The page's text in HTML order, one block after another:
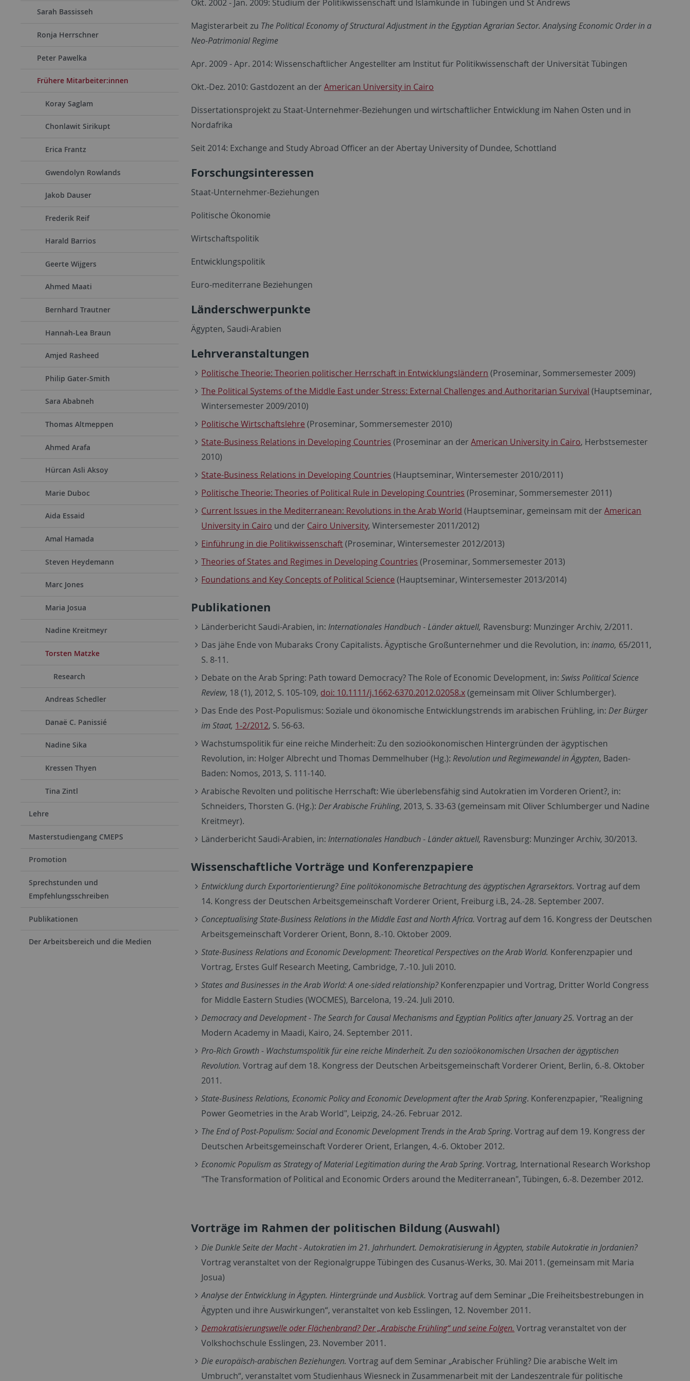
Sarah Bassisseh
Ronja Herrschner
Peter Pawelka
Frühere Mitarbeiter:innen
Koray Saglam
Chonlawit Sirikupt
Erica Frantz
Gwendolyn Rowlands
Jakob Dauser
Frederik Reif
Harald Barrios
Geerte Wijgers
Ahmed Maati
Bernhard Trautner
Hannah-Lea Braun
Amjed Rasheed
Philip Gater-Smith
Sara Ababneh
Thomas Altmeppen
Ahmed Arafa
Hürcan Asli Aksoy
Marie Duboc
Aida Essaid
Amal Hamada
Steven Heydemann
Marc Jones
Maria Josua
Nadine Kreitmeyr
Torsten Matzke
Research
Andreas Schedler
Danaë C. Panissié
Nadine Sika
Kressen Thyen
Tina Zintl
Lehre
Masterstudiengang CMEPS
Promotion
Sprechstunden und
Empfehlungsschreiben
Publikationen
Der Arbeitsbereich und die Medien
Okt. 2002 - Jan. 2009: Studium der Politikwissenschaft und Islamkunde in Tübingen und St Andrews
Magisterarbeit zu The Political Economy of Structural Adjustment in the Egyptian Agrarian Sector. Analysing Economic Order in a
Neo-Patrimonial Regime
Apr. 2009 - Apr. 2014: Wissenschaftlicher Angestellter am Institut für Politikwissenschaft der Universität Tübingen
Okt.-Dez. 2010: Gastdozent an der American University in Cairo
Dissertationsprojekt zu Staat-Unternehmer-Beziehungen und wirtschaftlicher Entwicklung im Nahen Osten und in
Nordafrika
Seit 2014: Exchange and Study Abroad Officer an der Abertay University of Dundee, Schottland
Forschungsinteressen
Staat-Unternehmer-Beziehungen
Politische Ökonomie
Wirtschaftspolitik
Entwicklungspolitik
Euro-mediterrane Beziehungen
Länderschwerpunkte
Ägypten, Saudi-Arabien
Lehrveranstaltungen
Politische Theorie: Theorien politischer Herrschaft in Entwicklungsländern (Proseminar, Sommersemester 2009)
The Political Systems of the Middle East under Stress: External Challenges and Authoritarian Survival (Hauptseminar,
Wintersemester 2009/2010)
Politische Wirtschaftslehre (Proseminar, Sommersemester 2010)
State-Business Relations in Developing Countries (Proseminar an derAmerican University in Cairo, Herbstsemester
2010)
State-Business Relations in Developing Countries (Hauptseminar, Wintersemester 2010/2011)
Politische Theorie: Theories of Political Rule in Developing Countries (Proseminar, Sommersemester 2011)
Current Issues in the Mediterranean: Revolutions in the Arab World (Hauptseminar, gemeinsam mit derAmerican
University in Cairo und der Cairo University, Wintersemester 2011/2012)
Einführung in die Politikwissenschaft(Proseminar, Wintersemester 2012/2013)
Theories of States and Regimes in Developing Countries (Proseminar, Sommersemester 2013)
Foundations and Key Concepts of Political Science (Hauptseminar, Wintersemester 2013/2014)
Publikationen
Länderbericht Saudi-Arabien, in: Internationales Handbuch - Länder aktuell, Ravensburg: Munzinger Archiv, 2/2011.
Das jähe Ende von Mubaraks Crony Capitalists. Ägyptische Großunternehmer und die Revolution, in:inamo, 65/2011,
S. 8-11.
Debate on the Arab Spring: Path toward Democracy? The Role of Economic Development, in:Swiss Political Science
Review, 18 (1), 2012, S. 105-109, doi: 10.1111/j.1662-6370.2012.02058.x(gemeinsam mit Oliver Schlumberger).
Das Ende des Post-Populismus: Soziale und ökonomische Entwicklungstrends im arabischen Frühling, in: Der Bürger
im Staat, 1-2/2012, S. 56-63.
Wachstumspolitik für eine reiche Minderheit: Zu den sozioökonomischen Hintergründen der ägyptischen
Revolution, in: Holger Albrecht und Thomas Demmelhuber (Hg.): Revolution und Regimewandel in Ägypten, Baden-
Baden: Nomos, 2013, S. 111-140.
Arabische Revolten und politische Herrschaft: Wie überlebensfähig sind Autokratien im Vorderen Orient?, in:
Schneiders, Thorsten G. (Hg.): Der Arabische Frühling, 2013, S. 33-63 (gemeinsam mit Oliver Schlumberger und Nadine
Kreitmeyr).
Länderbericht Saudi-Arabien, in: Internationales Handbuch - Länder aktuell, Ravensburg: Munzinger Archiv, 30/2013.
Wissenschaftliche Vorträge und Konferenzpapiere
Entwicklung durch Exportorientierung? Eine politökonomische Betrachtung des ägyptischen Agrarsektors. Vortrag auf dem
14. Kongress der Deutschen Arbeitsgemeinschaft Vorderer Orient, Freiburg i.B., 24.-28. September 2007.
Conceptualising State-Business Relations in the Middle East and North Africa.Vortrag auf dem 16. Kongress der Deutschen
Arbeitsgemeinschaft Vorderer Orient, Bonn, 8.-10. Oktober 2009.
State-Business Relations and Economic Development: Theoretical Perspectives on the Arab World. Konferenzpapier und
Vortrag, Erstes Gulf Research Meeting, Cambridge, 7.-10. Juli 2010.
States and Businesses in the Arab World: A one-sided relationship? Konferenzpapier und Vortrag, Dritter World Congress
for Middle Eastern Studies (WOCMES), Barcelona, 19.-24. Juli 2010.
Democracy and Development - The Search for Causal Mechanisms and Egyptian Politics after January 25. Vortrag an der
Modern Academy in Maadi, Kairo, 24. September 2011.
Pro-Rich Growth - Wachstumspolitik für eine reiche Minderheit. Zu den sozioökonomischen Ursachen der ägyptischen
Revolution. Vortrag auf dem 18. Kongress der Deutschen Arbeitsgemeinschaft Vorderer Orient, Berlin, 6.-8. Oktober
2011.
State-Business Relations, Economic Policy and Economic Development after the Arab Spring. Konferenzpapier, "Realigning
Power Geometries in the Arab World", Leipzig, 24.-26. Februar 2012.
The End of Post-Populism: Social and Economic Development Trends in the Arab Spring. Vortrag auf dem 19. Kongress der
Deutschen Arbeitsgemeinschaft Vorderer Orient, Erlangen, 4.-6. Oktober 2012.
Economic Populism as Strategy of Material Legitimation during the Arab Spring. Vortrag, International Research Workshop
"The Transformation of Political and Economic Orders around the Mediterranean", Tübingen, 6.‐8. Dezember 2012.
Vorträge im Rahmen der politischen Bildung (Auswahl)
Die Dunkle Seite der Macht - Autokratien im 21. Jahrhundert. Demokratisierung in Ägypten, stabile Autokratie in Jordanien?
Vortrag veranstaltet von der Regionalgruppe Tübingen des Cusanus-Werks, 30. Mai 2011. (gemeinsam mit Maria
Josua)
Analyse der Entwicklung in Ägypten. Hintergründe und Ausblick.Vortrag auf dem Seminar „Die Freiheitsbestrebungen in
Ägypten und ihre Auswirkungen“, veranstaltet von keb Esslingen, 12. November 2011.
Demokratisierungswelle oder Flächenbrand? Der „Arabische Frühling“ und seine Folgen. Vortrag veranstaltet von der
Volkshochschule Esslingen, 23. November 2011.
Die europäisch-arabischen Beziehungen. Vortrag auf dem Seminar „Arabischer Frühling? Die arabische Welt im
Umbruch“, veranstaltet vom Studienhaus Wiesneck in Zusammenarbeit mit der Landeszentrale für politische